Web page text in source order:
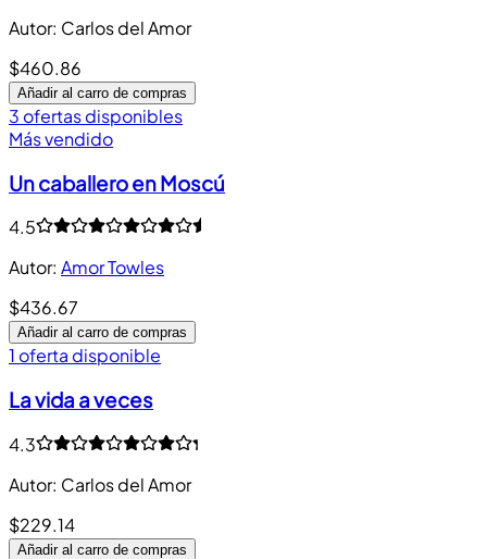
Autor: Carlos del Amor
$460.86
Añadir al carro de compras
3 ofertas disponibles
Más vendido
Un caballero en Moscú
4.5
Autor: Amor Towles
$436.67
Añadir al carro de compras
1 oferta disponible
La vida a veces
4.3
Autor: Carlos del Amor
$229.14
Añadir al carro de compras